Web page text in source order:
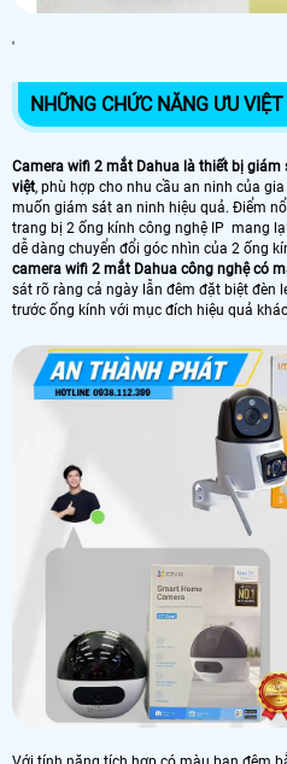
'
NHỮNG CHỨC NĂNG ƯU
Camera wifi 2 mắt Dahua là thiết bị
việt, phù hợp cho nhu cầu an ninh của
muốn giám sát an ninh hiệu quả. Điểm
trang bị 2 ống kính công nghệ IP mang
dễ dàng chuyển đổi góc nhìn của 2 ống
camera wifi 2 mắt Dahua công nghệ có
sát rõ ràng cả ngày lẫn đêm đặt biệt đèn
trước ống kính với mục đích hiệu quả